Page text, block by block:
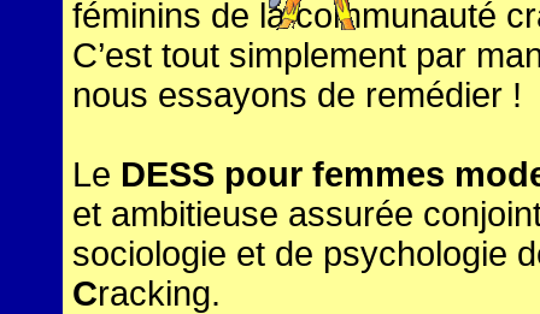
féminins de la communauté
C’est tout simplement par
nous essayons de remédier !
Le DESS pour femmes
et ambitieuse assurée
sociologie et de psychologie
Cracking.